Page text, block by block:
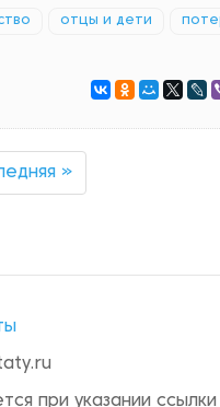
отцы и дети
»
при указании